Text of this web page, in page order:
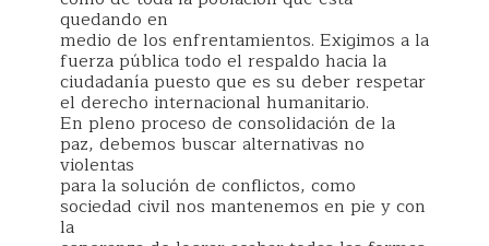
quedando en
medio de los enfrentamientos. Exigimos a la
fuerza pública todo el respaldo hacia la
ciudadanía puesto que es su deber respetar
el derecho internacional humanitario.
En pleno proceso de consolidación de la
paz, debemos buscar alternativas no
violentas
para la solución de conflictos, como
sociedad civil nos mantenemos en pie y con
la